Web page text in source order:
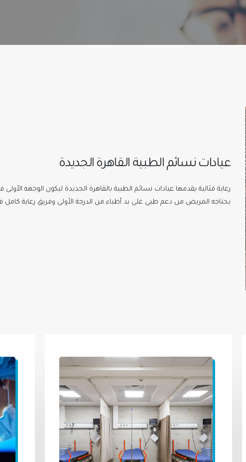
عيادات نسائم الطبية القاهرة الجديدة
رعاية مثالية يقدمها عيادات نسائم الطبية بالقاهرة الجديدة ليكون الوجهه
يحتاجه المريض من دعم طبي على يد أطباء من الدرجة الأولى وفريق رعاية كامل